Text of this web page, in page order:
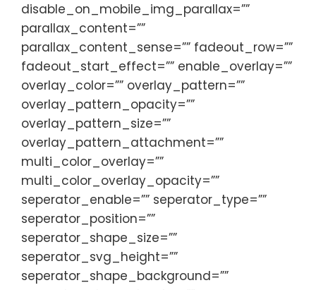
disable_on_mobile_img_parallax=””
parallax_content=””
parallax_content_sense=”” fadeout_row=””
fadeout_start_effect=”” enable_overlay=””
overlay_color=”” overlay_pattern=””
overlay_pattern_opacity=””
overlay_pattern_size=””
overlay_pattern_attachment=””
multi_color_overlay=””
multi_color_overlay_opacity=””
seperator_enable=”” seperator_type=””
seperator_position=””
seperator_shape_size=””
seperator_svg_height=””
seperator_shape_background=””